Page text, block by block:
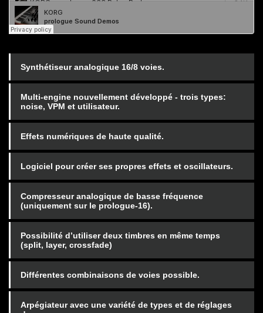
Synthétiseur analogique 16/8 voies.
Multi-engine nouvellement développé - trois types:
noise, VPM et utilisateur.
Effets numériques de haute qualité.
Logiciel pour créer ses propres effets et oscillateurs.
Compresseur analogique de basse fréquence
(uniquement sur le prologue-16).
Possibilité d’utiliser deux timbres en même temps
(split, layer, crossfade)
Différentes combinaisons de voies possible.
Arpégiateur avec une variété de types et de réglages